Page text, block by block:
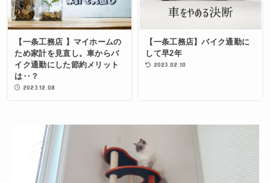
【一条工務店 】マイホームの
ため家計を見直し。車からバ
イク通勤にした節約メリット
は‥？
2023.12.08
【一条工務店】バイク通勤に
して早2年
2023.02.10